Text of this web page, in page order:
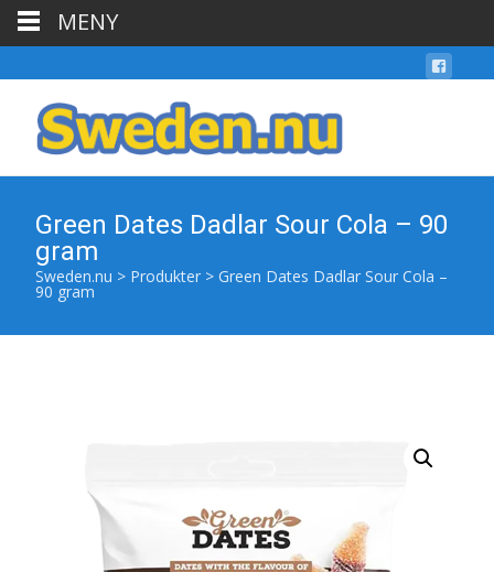
Green Dates Dadlar Sour Cola – 90
gram
Sweden.nu > Produkter > Green Dates Dadlar Sour Cola –
90 gram
MENY